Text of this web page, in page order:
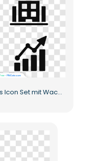
Corporate Business Icon Set mit Wachstumsdiagramm Kostenloses PNG